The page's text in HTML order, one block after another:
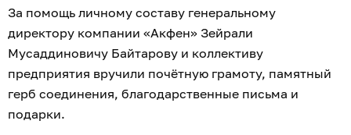
За помощь личному составу генеральному
директору компании «Акфен» Зейрали
Мусаддиновичу Байтарову и коллективу
предприятия вручили почётную грамоту, памятный
герб соединения, благодарственные письма и
подарки.